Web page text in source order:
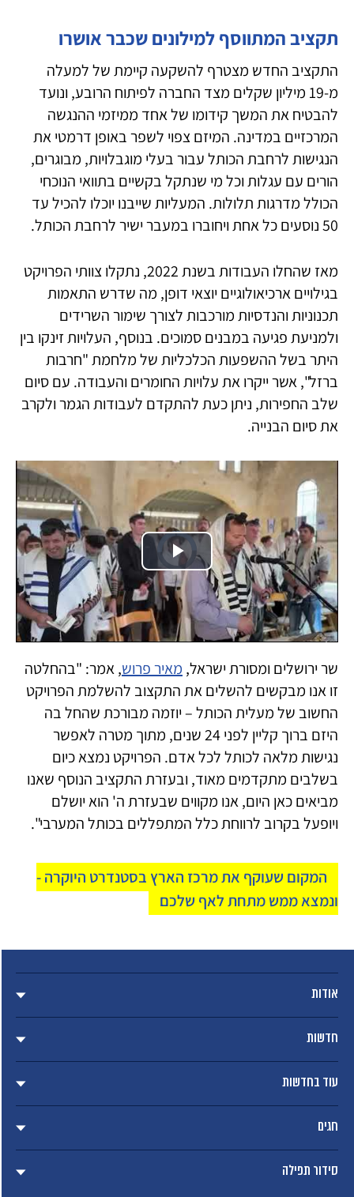
תקציב המתווסף למילונים שכבר אושרו
התקציב החדש מצטרף להשקעה קיימת של למעלה
מ-19 מיליון שקלים מצד החברה לפיתוח הרובע, ונועד
להבטיח את המשך קידומו של אחד ממיזמי ההנגשה
המרכזיים במדינה. המיזם צפוי לשפר באופן דרמטי את
הנגישות לרחבת הכותל עבור בעלי מוגבלויות, מבוגרים,
הורים עם עגלות וכל מי שנתקל בקשיים בתוואי הנוכחי
הכולל מדרגות תלולות. המעליות שייבנו יוכלו להכיל עד
50 נוסעים כל אחת ויחוברו במעבר ישיר לרחבת הכותל.
מאז שהחלו העבודות בשנת 2022, נתקלו צוותי הפרויקט
בגילויים ארכיאולוגיים יוצאי דופן, מה שדרש התאמות
תכנוניות והנדסיות מורכבות לצורך שימור השרידים
ולמניעת פגיעה במבנים סמוכים. בנוסף, העלויות זינקו בין
היתר בשל ההשפעות הכלכליות של מלחמת "חרבות
ברזל", אשר ייקרו את עלויות החומרים והעבודה. עם סיום
שלב החפירות, ניתן כעת להתקדם לעבודות הגמר ולקרב
את סיום הבנייה.
Video
Player
is
loading.
Play
Video
שר ירושלים ומסורת ישראל, מאיר פרוש, אמר: "בהחלטה
זו אנו מבקשים להשלים את התקצוב להשלמת הפרויקט
החשוב של מעלית הכותל – יוזמה מבורכת שהחל בה
היזם ברוך קליין לפני 24 שנים, מתוך מטרה לאפשר
נגישות מלאה לכותל לכל אדם. הפרויקט נמצא כיום
בשלבים מתקדמים מאוד, ובעזרת התקציב הנוסף שאנו
מביאים כאן היום, אנו מקווים שבעזרת ה' הוא יושלם
ויופעל בקרוב לרווחת כלל המתפללים בכותל המערבי".
המקום שעוקף את מרכז הארץ בסטנדרט היוקרה -
ונמצא ממש מתחת לאף שלכם
אודות
חדשות
עוד בחדשות
חגים
סידור תפילה